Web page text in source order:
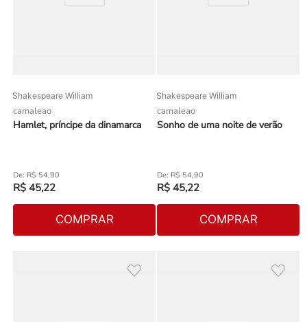
Shakespeare William
camaleao
Hamlet, príncipe da dinamarca
R$ 54,90
R$ 45,22
COMPRAR
Shakespeare William
camaleao
Sonho de uma noite de verão
R$ 54,90
R$ 45,22
COMPRAR